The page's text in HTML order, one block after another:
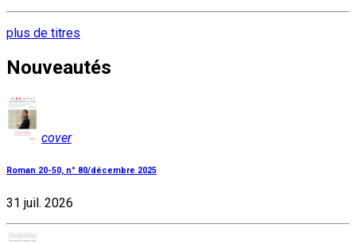
plus de titres
Nouveautés
cover
Roman 20-50, n° 80/décembre 2025
31 juil. 2026